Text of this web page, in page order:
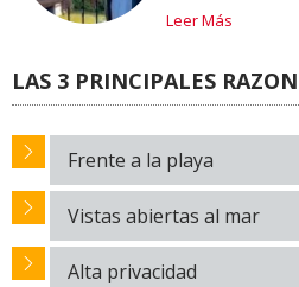
Leer Más
LAS 3 PRINCIPALES
Frente a la playa
Vistas abiertas al mar
Alta privacidad